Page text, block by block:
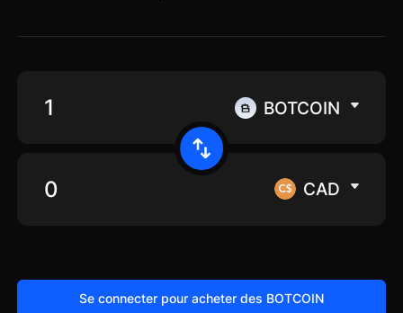
BOTCOIN
CAD
Se connecter pour acheter des BOTCOIN